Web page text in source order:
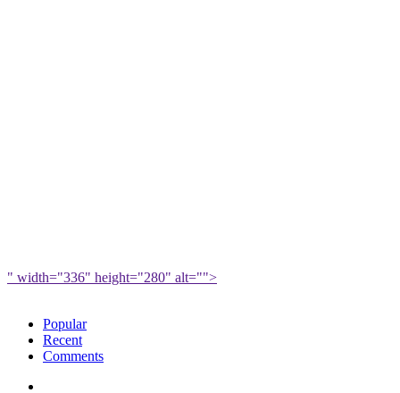
" width="336" height="280" alt="">
Popular
Recent
Comments